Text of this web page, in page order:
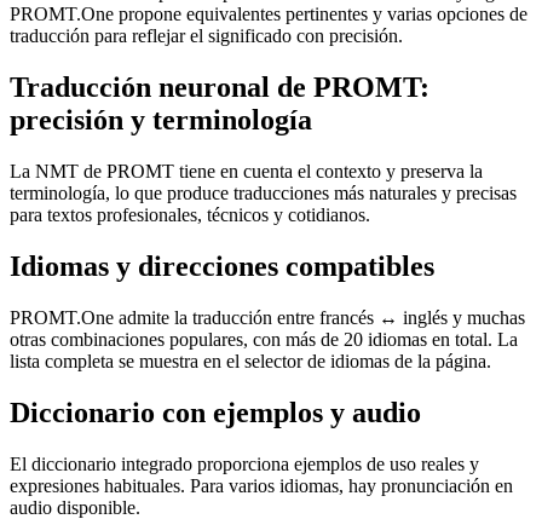
PROMT.One propone equivalentes pertinentes y varias opciones de
traducción para reflejar el significado con precisión.
Traducción neuronal de PROMT:
precisión y terminología
La NMT de PROMT tiene en cuenta el contexto y preserva la
terminología, lo que produce traducciones más naturales y precisas
para textos profesionales, técnicos y cotidianos.
Idiomas y direcciones compatibles
PROMT.One admite la traducción entre francés ↔ inglés y muchas
otras combinaciones populares, con más de 20 idiomas en total. La
lista completa se muestra en el selector de idiomas de la página.
Diccionario con ejemplos y audio
El diccionario integrado proporciona ejemplos de uso reales y
expresiones habituales. Para varios idiomas, hay pronunciación en
audio disponible.